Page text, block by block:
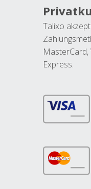
Talixo
MasterCard,
Express.